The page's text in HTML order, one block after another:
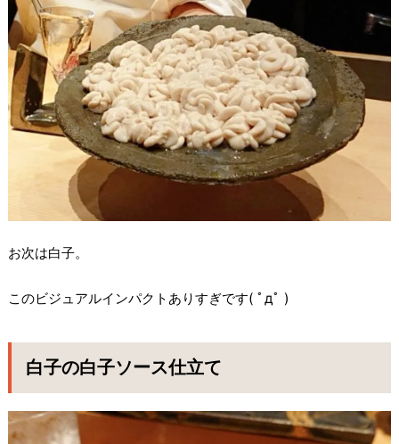
お次は白子。
このビジュアルインパクトありすぎです( ﾟдﾟ )
白子の白子ソース仕立て